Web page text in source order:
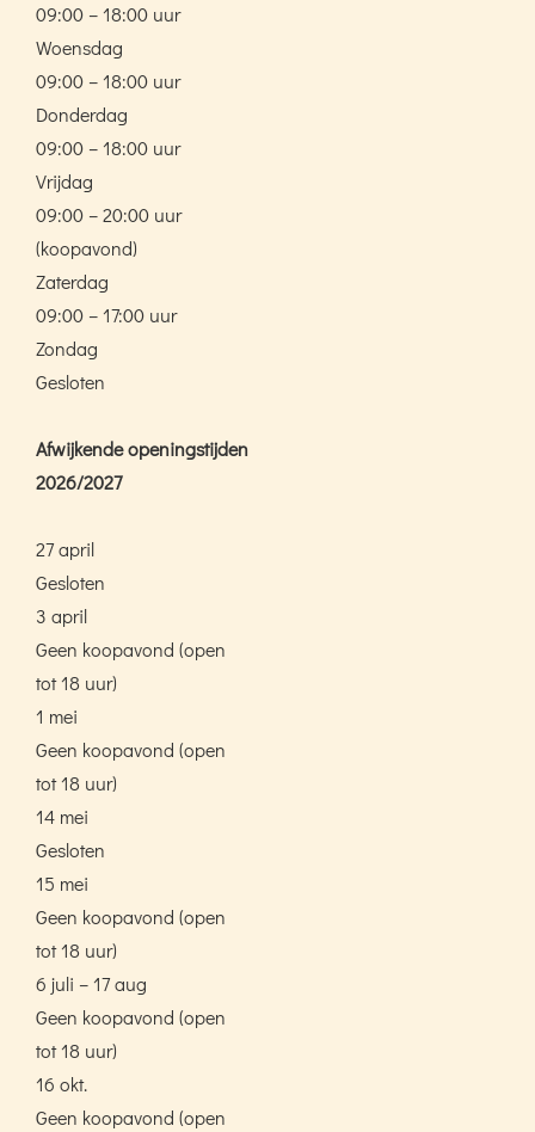
09:00 – 18:00 uur
Woensdag
09:00 – 18:00 uur
Donderdag
09:00 – 18:00 uur
Vrijdag
09:00 – 20:00 uur
(koopavond)
Zaterdag
09:00 – 17:00 uur
Zondag
Gesloten
Afwijkende openingstijden
2026/2027
27 april
Gesloten
3 april
Geen koopavond (open
tot 18 uur)
1 mei
Geen koopavond (open
tot 18 uur)
14 mei
Gesloten
15 mei
Geen koopavond (open
tot 18 uur)
6 juli – 17 aug
Geen koopavond (open
tot 18 uur)
16 okt.
Geen koopavond (open